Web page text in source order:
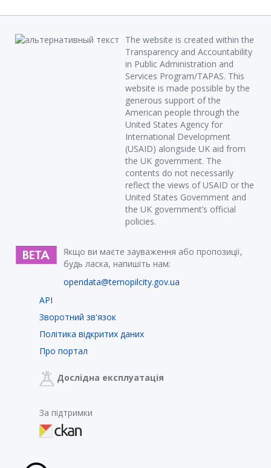
The website is created within the
Transparency and Accountability
in Public Administration and
Services Program/TAPAS. This
website is made possible by the
generous support of the
American people through the
United States Agency for
International Development
(USAID) alongside UK aid from
the UK government. The
contents do not necessarily
reflect the views of USAID or the
United States Government and
the UK government’s official
policies.
Якщо ви маєте зауваження або пропозиції,
будь ласка, напишіть нам:
opendata@ternopilcity.gov.ua
API
Зворотний зв'язок
Політика відкритих даних
Про портал
Дослідна експлуатація
За підтримки